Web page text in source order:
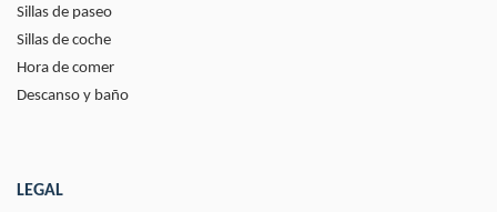
Sillas de paseo
Sillas de coche
Hora de comer
Descanso y baño
LEGAL